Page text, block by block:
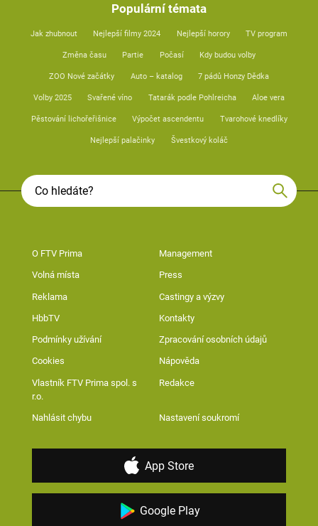
Populární témata
Jak zhubnout Nejlepší filmy 2024 Nejlepší horory TV program
Změna času Partie Počasí Kdy budou volby
ZOO Nové začátky Auto – katalog 7 pádů Honzy Dědka
Volby 2025 Svařené víno Tatarák podle Pohlreicha Aloe vera
Pěstování lichořeřišnice Výpočet ascendentu Tvarohové knedlíky
Nejlepší palačinky Švestkový koláč
O FTV Prima Management
Volná místa Press
Reklama Castingy a výzvy
HbbTV Kontakty
Podmínky užívání Zpracování osobních údajů
Cookies Nápověda
Vlastník FTV Prima spol. s
r.o.
Redakce
Nahlásit chybu Nastavení soukromí
App Store
Google Play